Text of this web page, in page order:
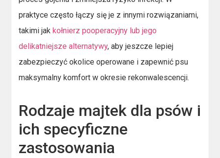
praktyce często łączy się je z innymi rozwiązaniami,
takimi jak kołnierz pooperacyjny lub jego
delikatniejsze alternatywy, aby jeszcze lepiej
zabezpieczyć okolice operowane i zapewnić psu
maksymalny komfort w okresie rekonwalescencji.
Rodzaje majtek dla psów i
ich specyficzne
zastosowania